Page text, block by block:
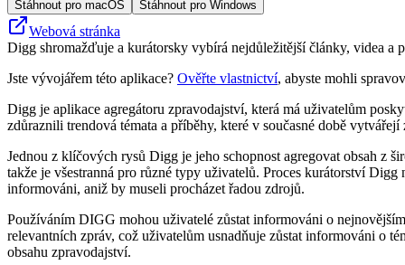
Stáhnout pro macOS Stáhnout pro Windows
Webová stránka
Digg shromažďuje a kurátorsky vybírá nejdůležitější články, videa a
Jste vývojářem této aplikace? Ověřte vlastnictví, abyste mohli
Digg je aplikace agregátoru zpravodajství, která má uživatelům
zdůraznili trendová témata a příběhy, které v současné době
Jednou z klíčových rysů Digg je jeho schopnost agregovat obsah z
takže je všestranná pro různé typy uživatelů. Proces kurátorství
informováni, aniž by museli procházet řadou zdrojů.
Používáním DIGG mohou uživatelé zůstat informováni o
relevantních zpráv, což uživatelům usnadňuje zůstat informováni o
obsahu zpravodajství.